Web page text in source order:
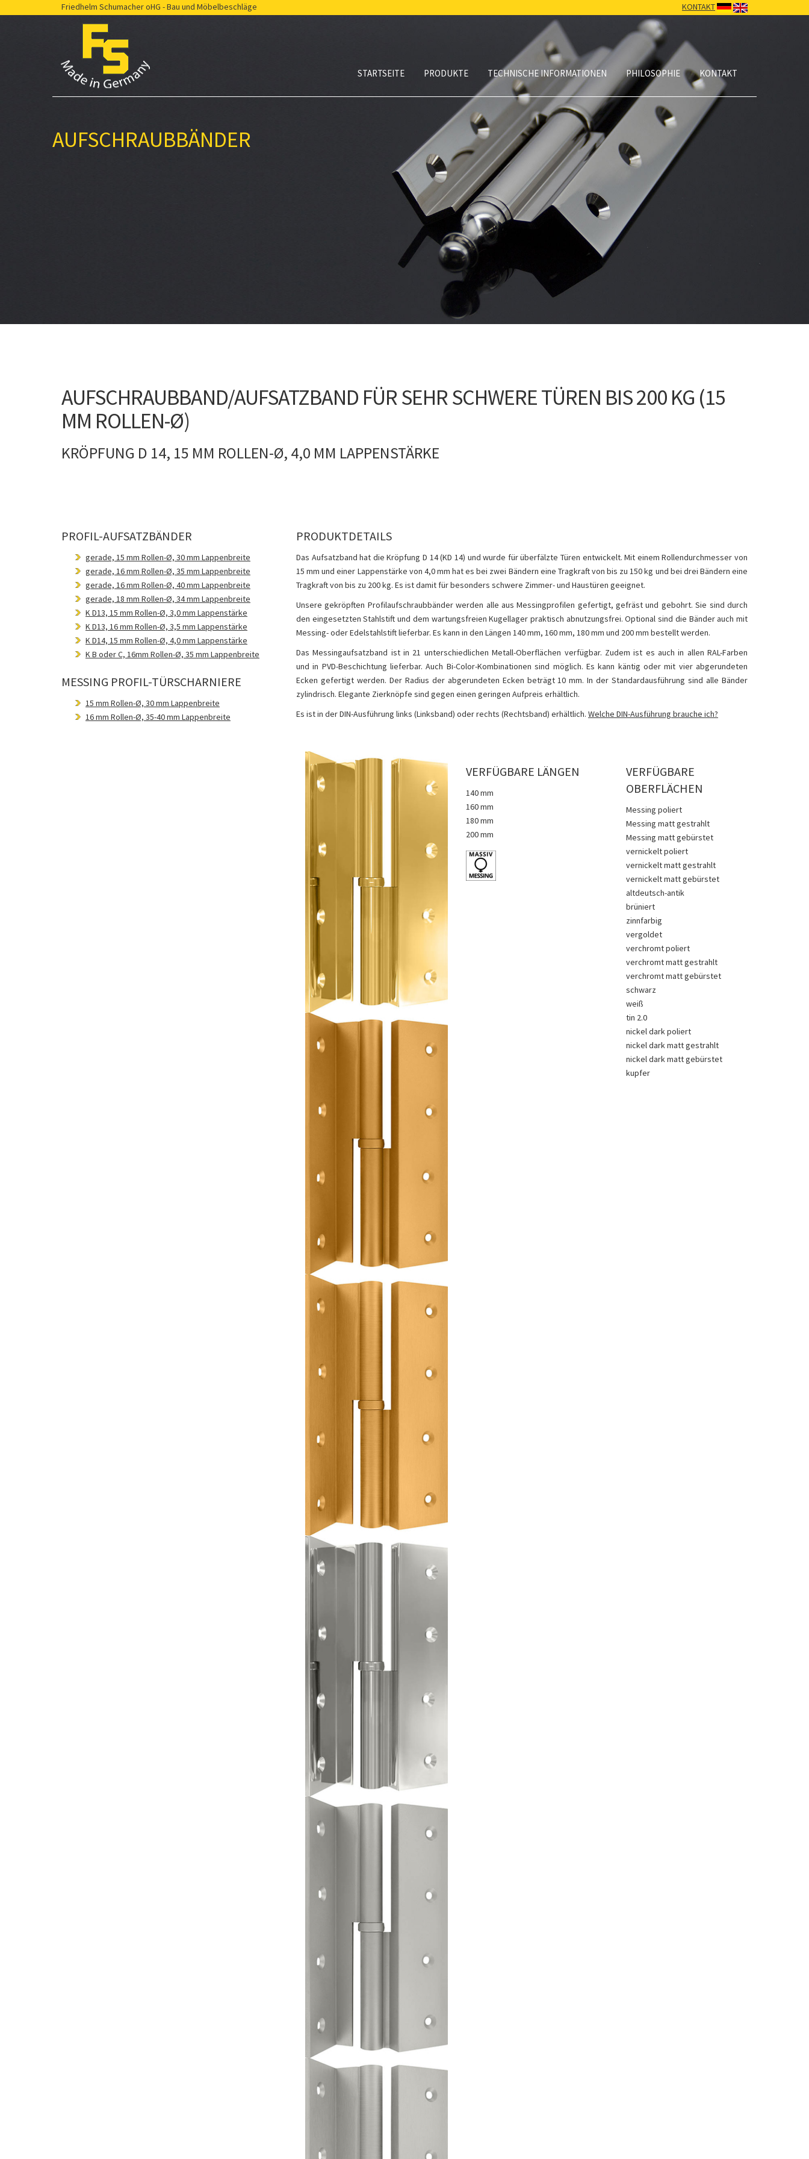
KONTAKT
Friedhelm Schumacher oHG - Bau und Möbelbeschläge
STARTSEITE PRODUKTE TECHNISCHE INFORMATIONEN PHILOSOPHIE KONTAKT
AUFSCHRAUBBÄNDER
AUFSCHRAUBBAND/AUFSATZBAND FÜR SEHR SCHWERE TÜREN BIS 200 KG (15
MM ROLLEN-Ø)
KRÖPFUNG D 14, 15 MM ROLLEN-Ø, 4,0 MM LAPPENSTÄRKE
PROFIL-AUFSATZBÄNDER
gerade, 15 mm Rollen-Ø, 30 mm Lappenbreite
gerade, 16 mm Rollen-Ø, 35 mm Lappenbreite
gerade, 16 mm Rollen-Ø, 40 mm Lappenbreite
gerade, 18 mm Rollen-Ø, 34 mm Lappenbreite
K D13, 15 mm Rollen-Ø, 3,0 mm Lappenstärke
K D13, 16 mm Rollen-Ø, 3,5 mm Lappenstärke
K D14, 15 mm Rollen-Ø, 4,0 mm Lappenstärke
K B oder C, 16mm Rollen-Ø, 35 mm Lappenbreite
MESSING PROFIL-TÜRSCHARNIERE
15 mm Rollen-Ø, 30 mm Lappenbreite
16 mm Rollen-Ø, 35-40 mm Lappenbreite
PRODUKTDETAILS
Das Aufsatzband hat die Kröpfung D 14 (KD 14) und wurde für überfälzte Türen entwickelt. Mit einem Rollendurchmesser von
15 mm und einer Lappenstärke von 4,0 mm hat es bei zwei Bändern eine Tragkraft von bis zu 150 kg und bei drei Bändern eine
Tragkraft von bis zu 200 kg. Es ist damit für besonders schwere Zimmer- und Haustüren geeignet.
Unsere gekröpften Profilaufschraubbänder werden alle aus Messingprofilen gefertigt, gefräst und gebohrt. Sie sind durch
den eingesetzten Stahlstift und dem wartungsfreien Kugellager praktisch abnutzungsfrei. Optional sind die Bänder auch mit
Messing- oder Edelstahlstift lieferbar. Es kann in den Längen 140 mm, 160 mm, 180 mm und 200 mm bestellt werden.
Das Messingaufsatzband ist in 21 unterschiedlichen Metall-Oberflächen verfügbar. Zudem ist es auch in allen RAL-Farben
und in PVD-Beschichtung lieferbar. Auch Bi-Color-Kombinationen sind möglich. Es kann käntig oder mit vier abgerundeten
Ecken gefertigt werden. Der Radius der abgerundeten Ecken beträgt 10 mm. In der Standardausführung sind alle Bänder
zylindrisch. Elegante Zierknöpfe sind gegen einen geringen Aufpreis erhältlich.
Es ist in der DIN-Ausführung links (Linksband) oder rechts (Rechtsband) erhältlich. Welche DIN-Ausführung brauche ich?
VERFÜGBARE LÄNGEN
140 mm
160 mm
180 mm
200 mm
VERFÜGBARE
OBERFLÄCHEN
Messing poliert
Messing matt gestrahlt
Messing matt gebürstet
vernickelt poliert
vernickelt matt gestrahlt
vernickelt matt gebürstet
altdeutsch-antik
brüniert
zinnfarbig
vergoldet
verchromt poliert
verchromt matt gestrahlt
verchromt matt gebürstet
schwarz
weiß
tin 2.0
nickel dark poliert
nickel dark matt gestrahlt
nickel dark matt gebürstet
kupfer